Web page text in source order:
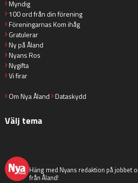
Myndig
100 ord från din förening
Föreningarnas Kom ihåg
Gratulerar
Ny på Åland
Nyans Ros
Nygifta
Vi firar
Om Nya Åland Dataskydd
Välj tema
Häng med Nyans redaktion på jobbet
från Åland!